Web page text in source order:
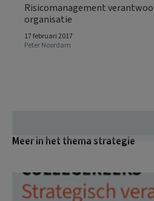
Risicomanagement
organisatie
17 februari 2017
Peter Noordam
Meer in het thema strategie